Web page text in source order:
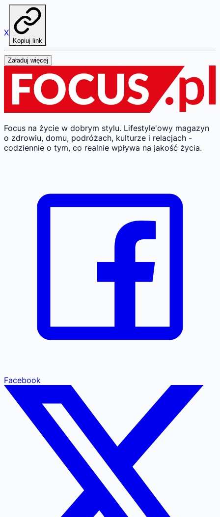
X
Kopiuj link
Załaduj więcej
Focus na życie w dobrym stylu. Lifestyle'owy magazyn
o zdrowiu, domu, podróżach, kulturze i relacjach -
codziennie o tym, co realnie wpływa na jakość życia.
Facebook